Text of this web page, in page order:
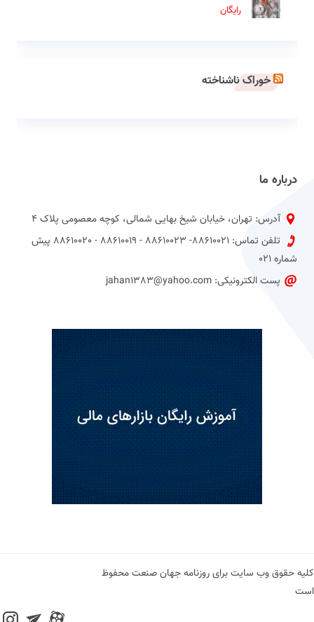
رایگان
خوراک ناشناخته
درباره ما
آدرس: تهران، خیابان شیخ بهایی شمالی، کوچه معصومی پلاک 4
تلفن تماس: 88610021- 88610023 - 88610019 - 88610020 پیش
شماره 021
پست الکترونیکی: jahan1383@yahoo.com
کلیه حقوق وب سایت برای روزنامه جهان صنعت محفوظ
است